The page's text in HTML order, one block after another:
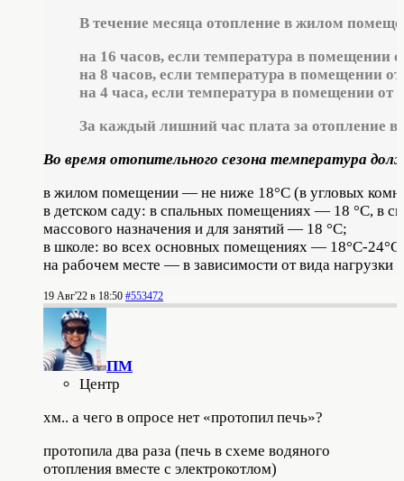
В течение месяца отопление в жилом
на 16 часов, если температура в помещении
на 8 часов, если температура в помещении
на 4 часа, если температура в помещении от
За каждый лишний час плата за отопление в
Во время отопительного сезона температура
в жилом помещении — не ниже 18°С (в угловых
в детском саду: в спальных помещениях — 18 °C, в
массового назначения и для занятий — 18 °C;
в школе: во всех основных помещениях — 18°С-
на рабочем месте — в зависимости от вида
19 Авг'22 в 18:50 #553472
ПМ
Центр
хм.. а чего в опросе нет «протопил печь»?
протопила два раза (печь в схеме водяного
отопления вместе с электрокотлом)